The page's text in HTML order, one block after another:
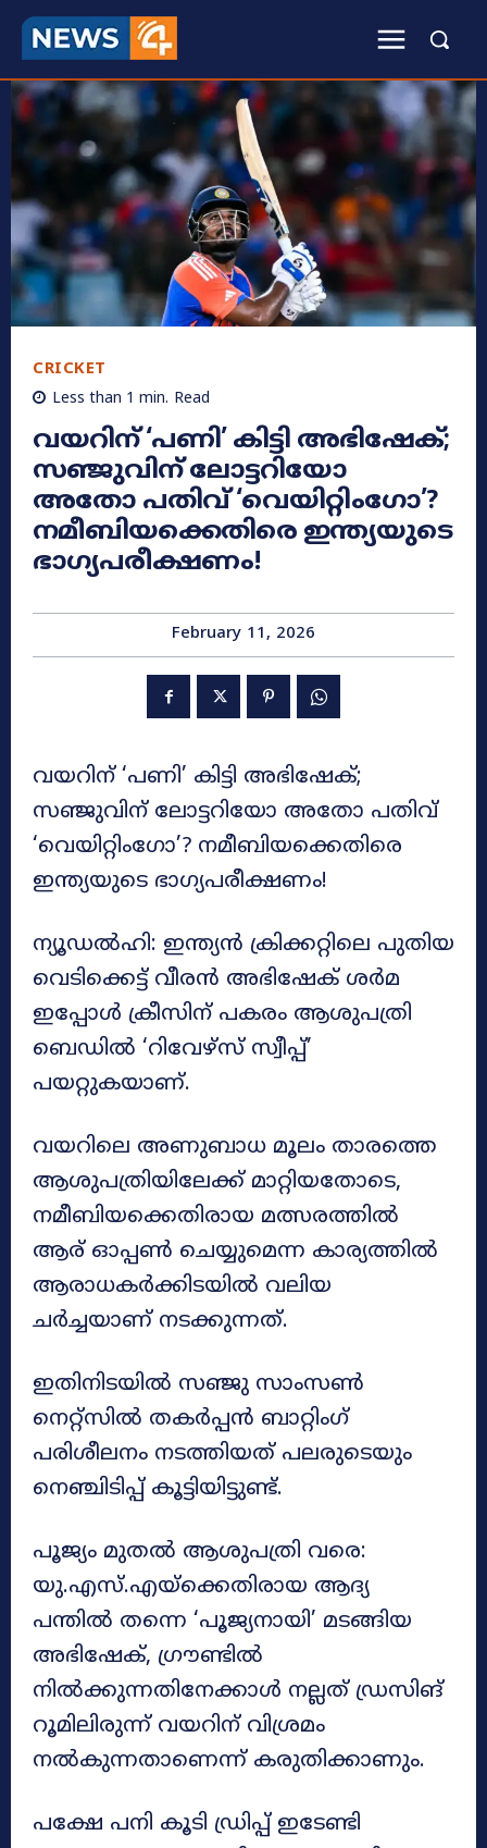
CRICKET
Less than 1 min. Read
വയറിന് ‘പണി’ കിട്ടി അഭിഷേക്;
സഞ്ജുവിന് ലോട്ടറിയോ
അതോ പതിവ് ‘വെയിറ്റിംഗോ’?
നമീബിയക്കെതിരെ ഇന്ത്യയുടെ
ഭാഗ്യപരീക്ഷണം!
February 11, 2026
വയറിന് ‘പണി’ കിട്ടി അഭിഷേക്;
സഞ്ജുവിന് ലോട്ടറിയോ അതോ പതിവ്
‘വെയിറ്റിംഗോ’? നമീബിയക്കെതിരെ
ഇന്ത്യയുടെ ഭാഗ്യപരീക്ഷണം!
ന്യൂഡൽഹി: ഇന്ത്യൻ ക്രിക്കറ്റിലെ പുതിയ
വെടിക്കെട്ട് വീരൻ അഭിഷേക് ശർമ
ഇപ്പോൾ ക്രീസിന് പകരം ആശുപത്രി
ബെഡിൽ ‘റിവേഴ്സ് സ്വീപ്പ്’
പയറ്റുകയാണ്.
വയറിലെ അണുബാധ മൂലം താരത്തെ
ആശുപത്രിയിലേക്ക് മാറ്റിയതോടെ,
നമീബിയക്കെതിരായ മത്സരത്തിൽ
ആര് ഓപ്പൺ ചെയ്യുമെന്ന കാര്യത്തിൽ
ആരാധകർക്കിടയിൽ വലിയ
ചർച്ചയാണ് നടക്കുന്നത്.
ഇതിനിടയിൽ സഞ്ജു സാംസൺ
നെറ്റ്സിൽ തകർപ്പൻ ബാറ്റിംഗ്
പരിശീലനം നടത്തിയത് പലരുടെയും
നെഞ്ചിടിപ്പ് കൂട്ടിയിട്ടുണ്ട്.
പൂജ്യം മുതൽ ആശുപത്രി വരെ:
യു.എസ്.എയ്ക്കെതിരായ ആദ്യ
പന്തിൽ തന്നെ ‘പൂജ്യനായി’ മടങ്ങിയ
അഭിഷേക്, ഗ്രൗണ്ടിൽ
നിൽക്കുന്നതിനേക്കാൾ നല്ലത് ഡ്രസിങ്
റൂമിലിരുന്ന് വയറിന് വിശ്രമം
നൽകുന്നതാണെന്ന് കരുതിക്കാണും.
പക്ഷേ പനി കൂടി ഡ്രിപ്പ് ഇടേണ്ടി